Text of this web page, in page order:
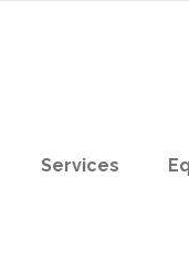
Services